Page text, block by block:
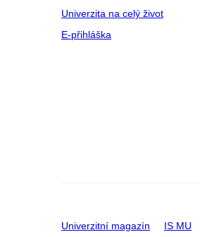
Univerzita na celý život
E-přihláška
Univerzitní magazín IS MU